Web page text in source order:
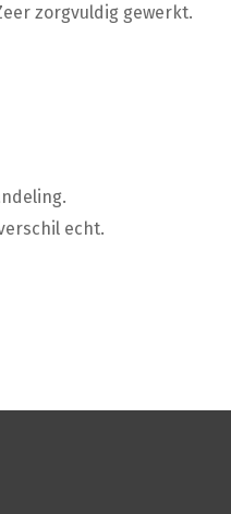
zorgvuldig gewerkt.
echt.